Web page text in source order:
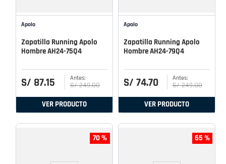
Apolo
Zapatilla Running Apolo
Hombre AH24-75Q4
S/ 87.15 S/ 249.00
VER PRODUCTO
Apolo
Zapatilla Running Apolo
Hombre AH24-79Q4
S/ 74.70 S/ 249.00
VER PRODUCTO
70 % 65 %